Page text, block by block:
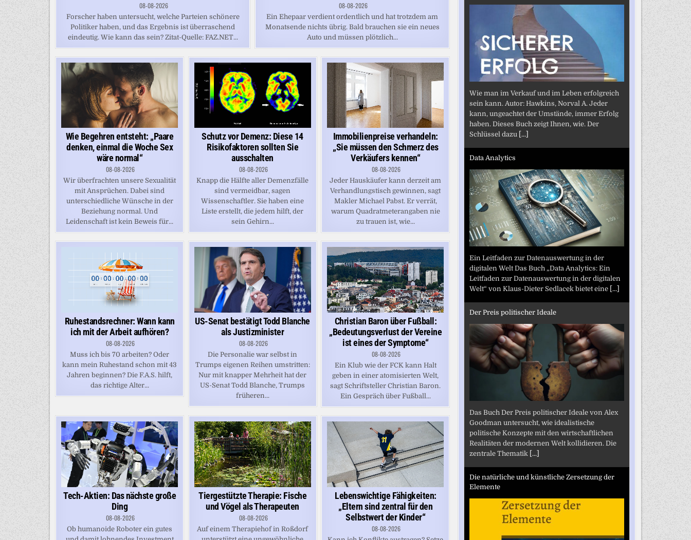
08-08-2026
Forscher haben untersucht, welche Parteien schönere
Politiker haben, und das Ergebnis ist überraschend
eindeutig. Wie kann das sein? Zitat-Quelle: FAZ.NET...
08-08-2026
Ein Ehepaar verdient ordentlich und hat trotzdem am
Monatsende nichts übrig. Bald brauchen sie ein neues
Auto und müssen plötzlich...
Wie Begehren entsteht: „Paare
denken, einmal die Woche Sex
wäre normal“
08-08-2026
Wir überfrachten unsere Sexualität
mit Ansprüchen. Dabei sind
unterschiedliche Wünsche in der
Beziehung normal. Und
Leidenschaft ist kein Beweis für...
Schutz vor Demenz: Diese 14
Risikofaktoren sollten Sie
ausschalten
08-08-2026
Knapp die Hälfte aller Demenzfälle
sind vermeidbar, sagen
Wissenschaftler. Sie haben eine
Liste erstellt, die jedem hilft, der
sein Gehirn...
Immobilienpreise verhandeln:
„Sie müssen den Schmerz des
Verkäufers kennen“
08-08-2026
Jeder Hauskäufer kann derzeit am
Verhandlungstisch gewinnen, sagt
Makler Michael Pabst. Er verrät,
warum Quadratmeterangaben nie
zu trauen ist, wie...
Ruhestandsrechner: Wann kann
ich mit der Arbeit aufhören?
08-08-2026
Muss ich bis 70 arbeiten? Oder
kann mein Ruhestand schon mit 43
Jahren beginnen? Die F.A.S. hilft,
das richtige Alter...
US-Senat bestätigt Todd Blanche
als Justizminister
08-08-2026
Die Personalie war selbst in
Trumps eigenen Reihen umstritten:
Nur mit knapper Mehrheit hat der
US-Senat Todd Blanche, Trumps
früheren...
Christian Baron über Fußball:
„Bedeutungsverlust der Vereine
ist eines der Symptome“
08-08-2026
Ein Klub wie der FCK kann Halt
geben in einer atomisierten Welt,
sagt Schriftsteller Christian Baron.
Ein Gespräch über Fußball...
Tech-Aktien: Das nächste große
Ding
08-08-2026
Ob humanoide Roboter ein gutes
Tiergestützte Therapie: Fische
und Vögel als Therapeuten
08-08-2026
Auf einem Therapiehof in Roßdorf
Lebenswichtige Fähigkeiten:
„Eltern sind zentral für den
Selbstwert der Kinder“
08-08-2026
Wie man im Verkauf und im Leben erfolgreich
sein kann. Autor: Hawkins, Norval A. Jeder
kann, ungeachtet der Umstände, immer Erfolg
haben. Dieses Buch zeigt Ihnen, wie. Der
Schlüssel dazu [...]
Data Analytics
Ein Leitfaden zur Datenauswertung in der
digitalen Welt Das Buch „Data Analytics: Ein
Leitfaden zur Datenauswertung in der digitalen
Welt“ von Klaus-Dieter Sedlacek bietet eine [...]
Der Preis politischer Ideale
Das Buch Der Preis politischer Ideale von Alex
Goodman untersucht, wie idealistische
politische Konzepte mit den wirtschaftlichen
Realitäten der modernen Welt kollidieren. Die
zentrale Thematik [...]
Die natürliche und künstliche Zersetzung der
Elemente